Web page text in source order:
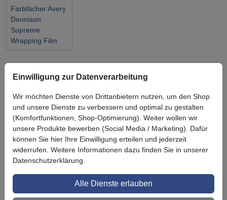
Farbfächer Avery
Dennison
Supreme
Wrapping Film
Symbol
Vorteil
Ihre Vorteile bei uns
3M BestPartner Commercial Solutions
Preisschutz für unsere Kunden
Persönliche Beratung und Betreuung
Keine Mindestbestellmenge
Einwilligung zur Datenverarbeitung
Wir möchten Dienste von Drittanbietern nutzen, um den Shop
und unsere Dienste zu verbessern und optimal zu gestalten
(Komfortfunktionen, Shop-Optimierung). Weiter wollen wir
unsere Produkte bewerben (Social Media / Marketing). Dafür
können Sie hier Ihre Einwilligung erteilen und jederzeit
widerrufen. Weitere Informationen dazu finden Sie in unserer
Datenschutzerklärung.
Alle Dienste erlauben